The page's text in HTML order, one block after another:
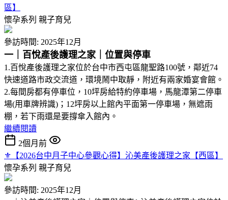
區】
懷孕系列 親子育兒
參訪時間: 2025年12月
一｜百悅產後護理之家｜位置與停車
1.百悅產後護理之家位於台中市西屯區龍聖路100號，鄰近74
快速道路市政交流道，環境鬧中取靜，附近有兩家婚宴會館。
2.每間房都有停車位，10坪房給特約停車場，馬龍潭第二停車
場(用車牌辨識)；12坪房以上館內平面第一停車場，無遮雨
棚，若下雨還是要撐傘入館內。
繼續閱讀
2個月前
⚜︎【2026台中月子中心參觀心得】沁美產後護理之家【西區】
懷孕系列 親子育兒
參訪時間: 2025年12月